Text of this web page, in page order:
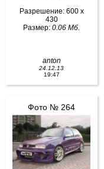
Разрешение: 600 x
430
Размер: 0.06 Мб.
anton
24.12.13
19:47
Фото № 264